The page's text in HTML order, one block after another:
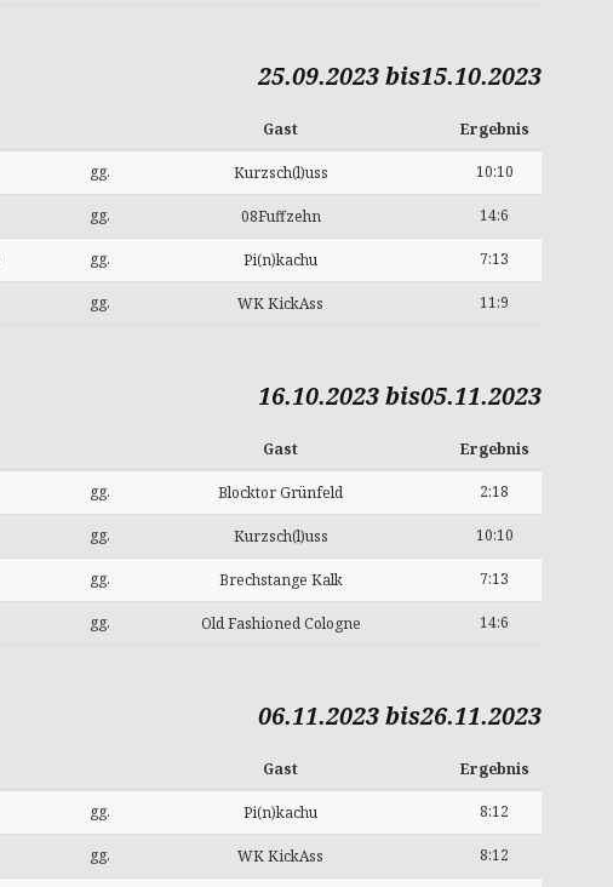
25.09.2023 bis15.10.2023
Gast Ergebnis
gg. Kurzsch(l)uss 10:10
gg. 08Fuffzehn 14:6
gg. Pi(n)kachu 7:13
gg. WK KickAss 11:9
16.10.2023 bis05.11.2023
Gast Ergebnis
gg. Blocktor Grünfeld 2:18
gg. Kurzsch(l)uss 10:10
gg. Brechstange Kalk 7:13
gg. Old Fashioned Cologne 14:6
06.11.2023 bis26.11.2023
Gast Ergebnis
gg. Pi(n)kachu 8:12
gg. WK KickAss 8:12